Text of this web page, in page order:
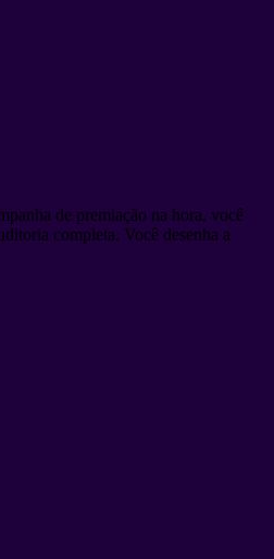
de premiação na hora, você
completa. Você desenha a